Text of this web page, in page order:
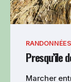
RANDONNÉES
Presqu’île
Marcher